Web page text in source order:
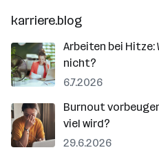
karriere.blog
Arbeiten bei Hitze:
nicht?
6.7.2026
Burnout
viel wird?
29.6.2026